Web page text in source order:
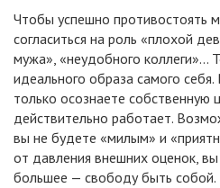
Чтобы успешно противостоять
согласиться на роль «плохой
мужа», «неудобного коллеги»…
идеального образа самого
только осознаете собственную
действительно работает.
вы не будете «милым» и
от давления внешних оценок,
большее — свободу быть собой.